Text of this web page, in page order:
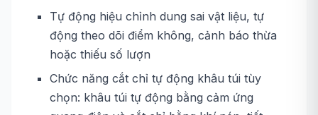
Tự động hiệu chỉnh dung sai vật liệu, tự
động theo dõi điểm không, cảnh báo thừa
hoặc thiếu số lượn
Chức năng cắt chỉ tự động khâu túi tùy
chọn: khâu túi tự động bằng cảm ứng